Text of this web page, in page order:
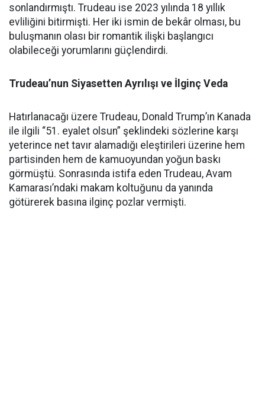
sonlandırmıştı. Trudeau ise 2023 yılında 18 yıllık
evliliğini bitirmişti. Her iki ismin de bekâr olması, bu
buluşmanın olası bir romantik ilişki başlangıcı
olabileceği yorumlarını güçlendirdi.
Trudeau’nun Siyasetten Ayrılışı ve İlginç Veda
Hatırlanacağı üzere Trudeau, Donald Trump’ın Kanada
ile ilgili “51. eyalet olsun” şeklindeki sözlerine karşı
yeterince net tavır alamadığı eleştirileri üzerine hem
partisinden hem de kamuoyundan yoğun baskı
görmüştü. Sonrasında istifa eden Trudeau, Avam
Kamarası’ndaki makam koltuğunu da yanında
götürerek basına ilginç pozlar vermişti.